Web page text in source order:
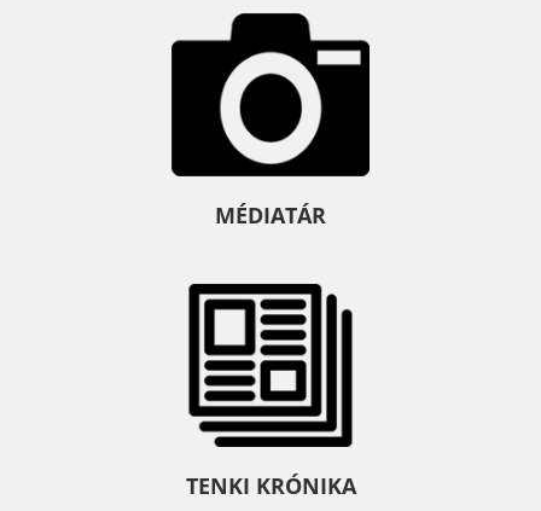
MÉDIATÁR
TENKI KRÓNIKA